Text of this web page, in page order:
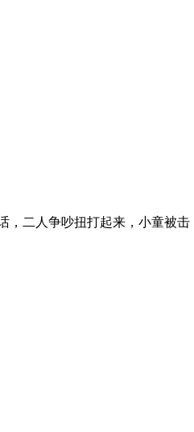
，二人争吵扭打起来，小童被击